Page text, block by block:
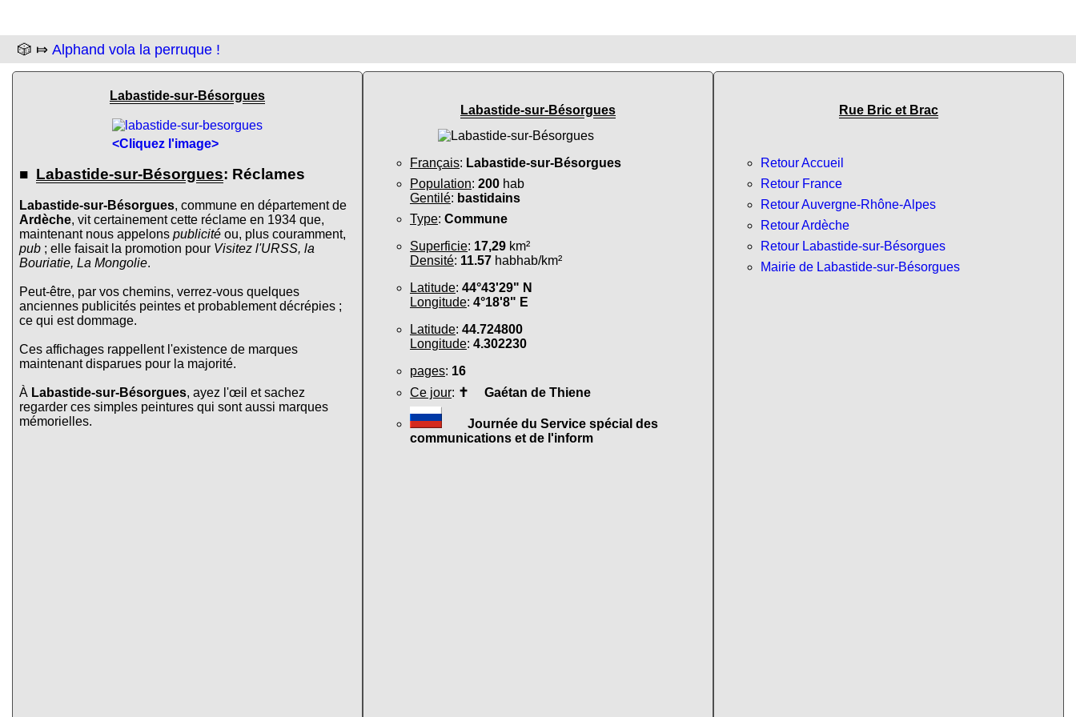
🎲 ⤇ Alphand vola la perruque !
Labastide-sur-Bésorgues
<Cliquez l'image>
■ Labastide-sur-Bésorgues: Réclames
Labastide-sur-Bésorgues, commune en département de
Ardèche, vit certainement cette réclame en 1934 que,
maintenant nous appelons publicité ou, plus couramment,
pub ; elle faisait la promotion pour Visitez l'URSS, la
Bouriatie, La Mongolie.
Peut-être, par vos chemins, verrez-vous quelques
anciennes publicités peintes et probablement décrépies ;
ce qui est dommage.
Ces affichages rappellent l'existence de marques
maintenant disparues pour la majorité.
À Labastide-sur-Bésorgues, ayez l'œil et sachez
regarder ces simples peintures qui sont aussi marques
mémorielles.
Labastide-sur-Bésorgues
Français: Labastide-sur-Bésorgues
Population: 200 hab
Gentilé: bastidains
Type: Commune
Superficie: 17,29 km²
Densité: 11.57 habhab/km²
Latitude: 44°43'29" N
Longitude: 4°18'8" E
Latitude: 44.724800
Longitude: 4.302230
pages: 16
Ce jour: ✝ Gaétan de Thiene
Journée du Service spécial des
communications et de l'inform
Rue Bric et Brac
Retour Accueil
Retour France
Retour Auvergne-Rhône-Alpes
Retour Ardèche
Retour Labastide-sur-Bésorgues
Mairie de Labastide-sur-Bésorgues